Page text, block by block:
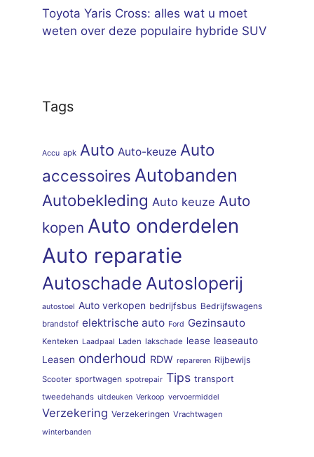
Toyota Yaris Cross: alles wat u moet
weten over deze populaire hybride SUV
Tags
Accu apk Auto Auto-keuze Auto
accessoires Autobanden
Autobekleding Auto keuze Auto
kopen Auto onderdelen
Auto reparatie
Autoschade Autosloperij
autostoel Auto verkopen bedrijfsbus Bedrijfswagens
brandstof elektrische auto Ford Gezinsauto
Kenteken Laadpaal Laden lakschade lease leaseauto
Leasen onderhoud RDW repareren Rijbewijs
Scooter sportwagen spotrepair Tips transport
tweedehands uitdeuken Verkoop vervoermiddel
Verzekering Verzekeringen Vrachtwagen
winterbanden